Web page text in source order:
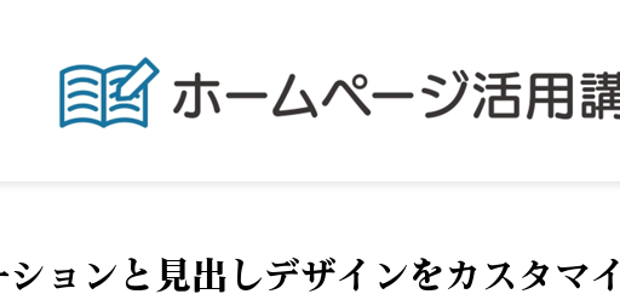
ョンと見出しデザインをカスタマイ